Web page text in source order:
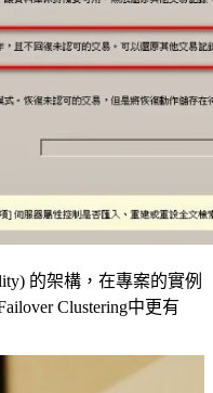
的架構，在專案的實例
Clustering中更有